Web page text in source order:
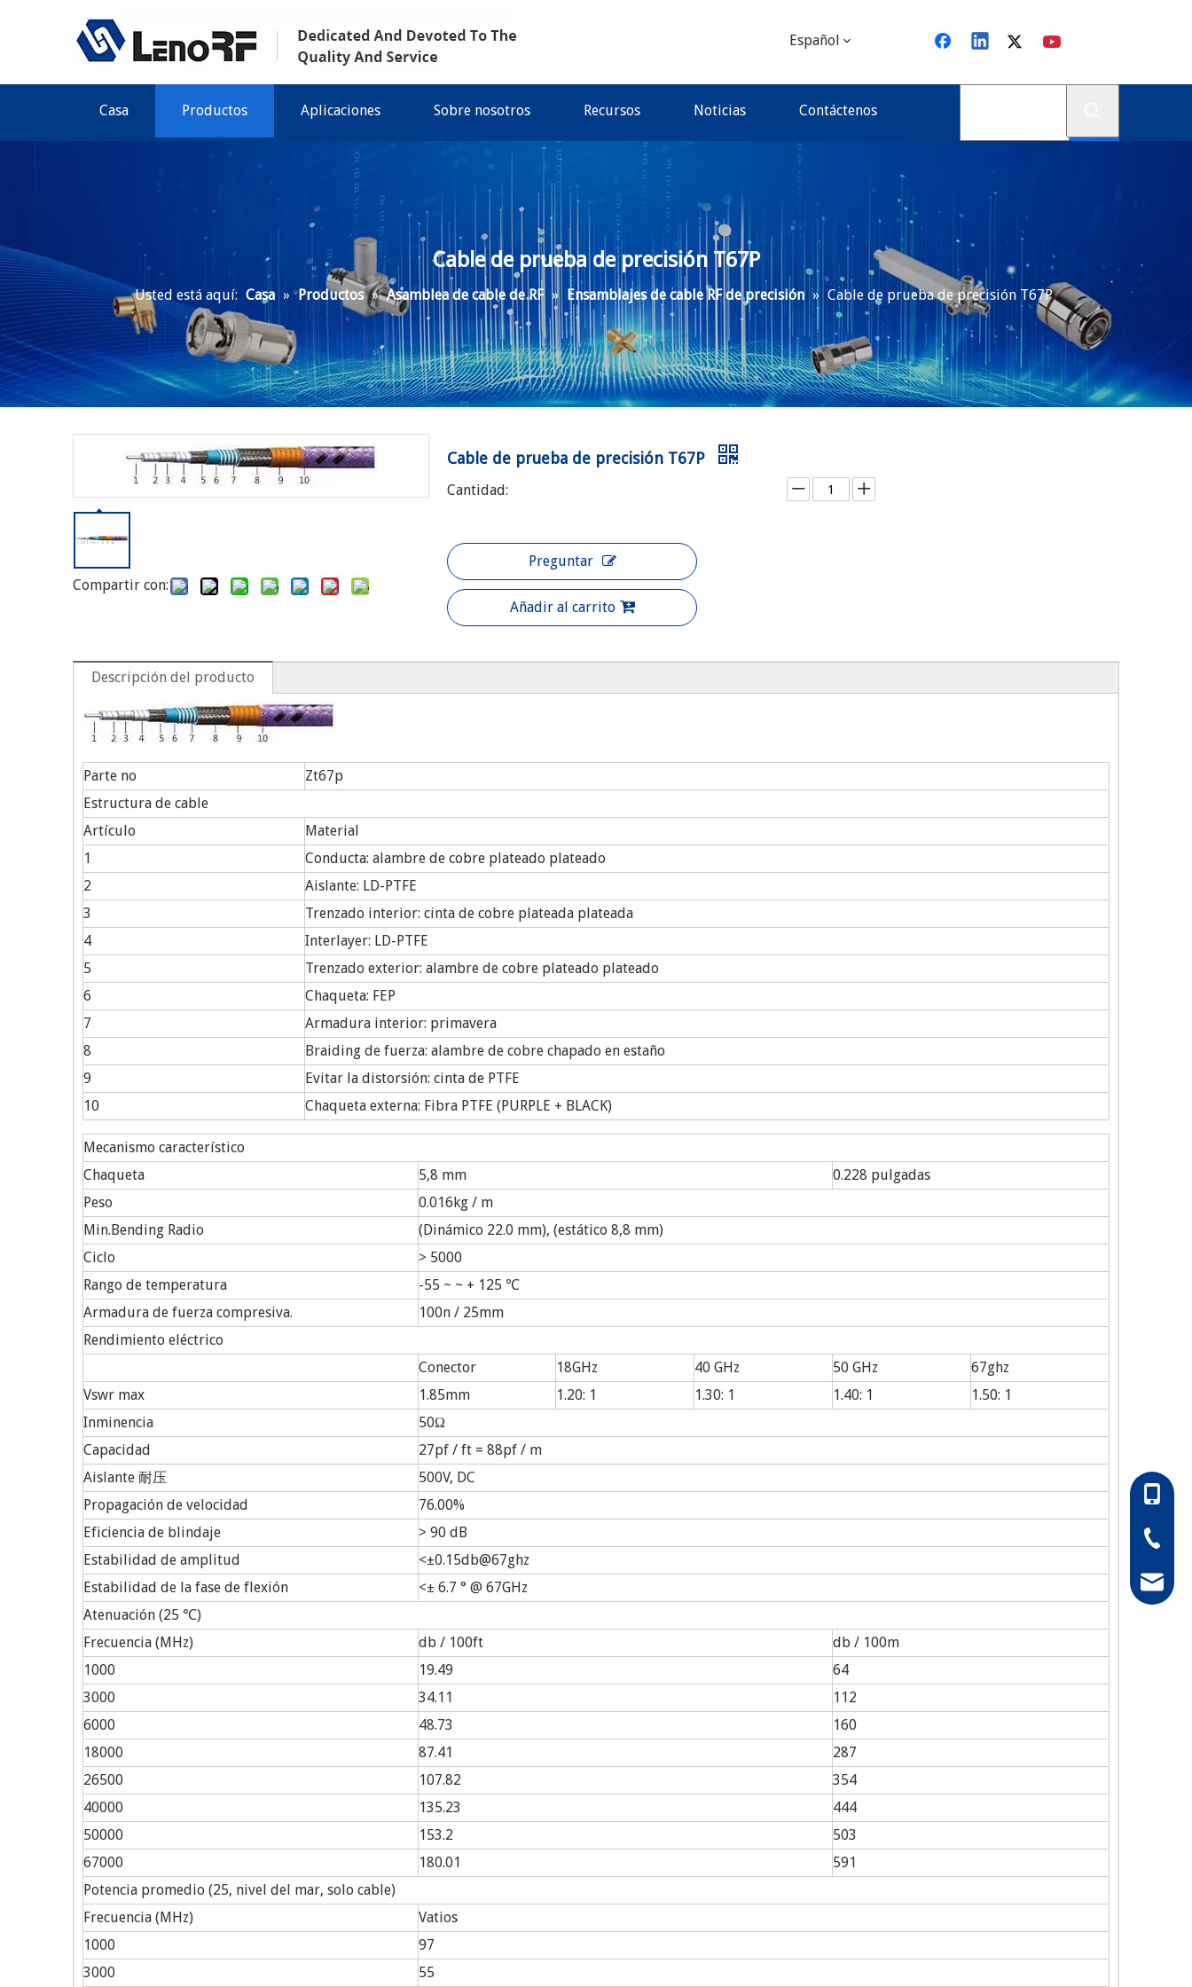
Español
Casa Productos Aplicaciones Sobre nosotros Recursos Noticias Contáctenos
Cable de prueba de precisión T67P
Usted está aquí: Casa » Productos » Asamblea de cable de RF » Ensamblajes de cable RF de precisión » Cable de prueba de precisión T67P
Compartir con:
Cable de prueba de precisión T67P
Cantidad:
Preguntar
Añadir al carrito
Descripción del producto
Parte no
Zt67p
Estructura de cable
Artículo
Material
1
Conducta: alambre de cobre plateado plateado
2
Aislante: LD-PTFE
3
Trenzado interior: cinta de cobre plateada plateada
4
Interlayer: LD-PTFE
5
Trenzado exterior: alambre de cobre plateado plateado
6
Chaqueta: FEP
7
Armadura interior: primavera
8
Braiding de fuerza: alambre de cobre chapado en estaño
9
Evitar la distorsión: cinta de PTFE
10
Chaqueta externa: Fibra PTFE (PURPLE + BLACK)
Mecanismo característico
Chaqueta
5,8 mm
0.228 pulgadas
Peso
0.016kg / m
Min.Bending Radio
(Dinámico 22.0 mm), (estático 8,8 mm)
Ciclo
> 5000
Rango de temperatura
-55 ~ ~ + 125 ℃
Armadura de fuerza compresiva.
100n / 25mm
Rendimiento eléctrico
Conector
18GHz 40 GHz 50 GHz
67ghz
Vswr max
1.85mm 1.20: 1 1.30: 1 1.40: 1
1.50: 1
Inminencia
50Ω
Capacidad
27pf / ft = 88pf / m
Aislante 耐压
500V, DC
Propagación de velocidad
76.00%
Eficiencia de blindaje
> 90 dB
Estabilidad de amplitud
<±0.15db@67ghz
Estabilidad de la fase de flexión
<± 6.7 ° @ 67GHz
Atenuación (25 ℃)
Frecuencia (MHz)
db / 100ft
db / 100m
1000
19.49
64
3000
34.11
112
6000
48.73
160
18000
87.41
287
26500
107.82
354
40000
135.23
444
50000
153.2
503
67000
180.01
591
Potencia promedio (25, nivel del mar, solo cable)
Frecuencia (MHz)
Vatios
1000
97
3000
55
86-
86-